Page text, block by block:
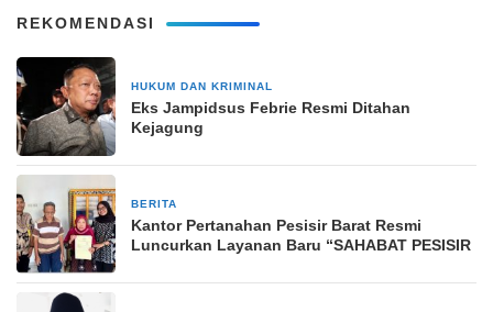
REKOMENDASI
HUKUM DAN KRIMINAL
Eks Jampidsus Febrie Resmi Ditahan
Kejagung
BERITA
Kantor Pertanahan Pesisir Barat Resmi
Luncurkan Layanan Baru “SAHABAT PESISIR